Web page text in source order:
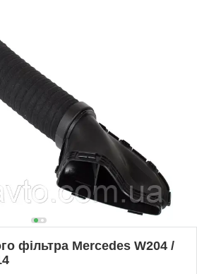
фільтра Mercedes W204 /